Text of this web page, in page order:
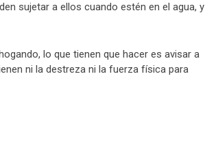
sujetar a ellos cuando estén en el agua, y
lo que tienen que hacer es avisar a
ni la destreza ni la fuerza física para